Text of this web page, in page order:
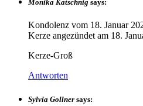
Monika Katschnig says:
Kondolenz vom 18. Januar
Kerze angezündet am 18.
Kerze-Groß
Antworten
Sylvia Gollner says: